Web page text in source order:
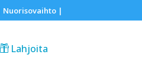
Nuorisovaihto|
Lahjoita